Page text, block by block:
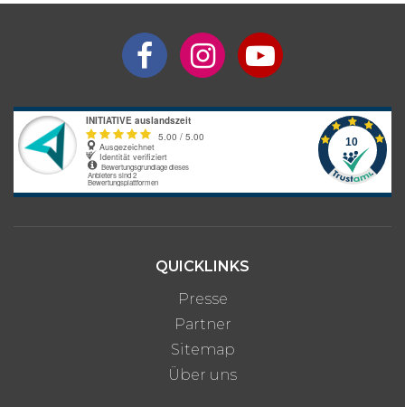
ab 890 €
ab 910 €
5 Monate
ab 930 €
6 Monate
ab 960 €
Interesse an längerem
Aufenthalt?
Preis auf
Anfrage
Anbieters, die je nach gewünschter Unterkunftsart und optionalen
Zusatzleistungen variieren können.
QUICKLINKS
Presse
Partner
Sitemap
Über uns